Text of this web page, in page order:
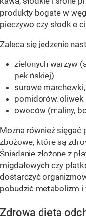
produkty bogate w
pieczywo czy słodkie
Zaleca się jedzenie
zielonych warzyw
pekińskiej)
surowe
pomidorów, oliwek
owoców (maliny,
Można również sięgać
zbożowe, które są
Śniadanie złożone z
migdałowych czy
dostarczyć
pobudzić metabolizm i
Zdrowa dieta